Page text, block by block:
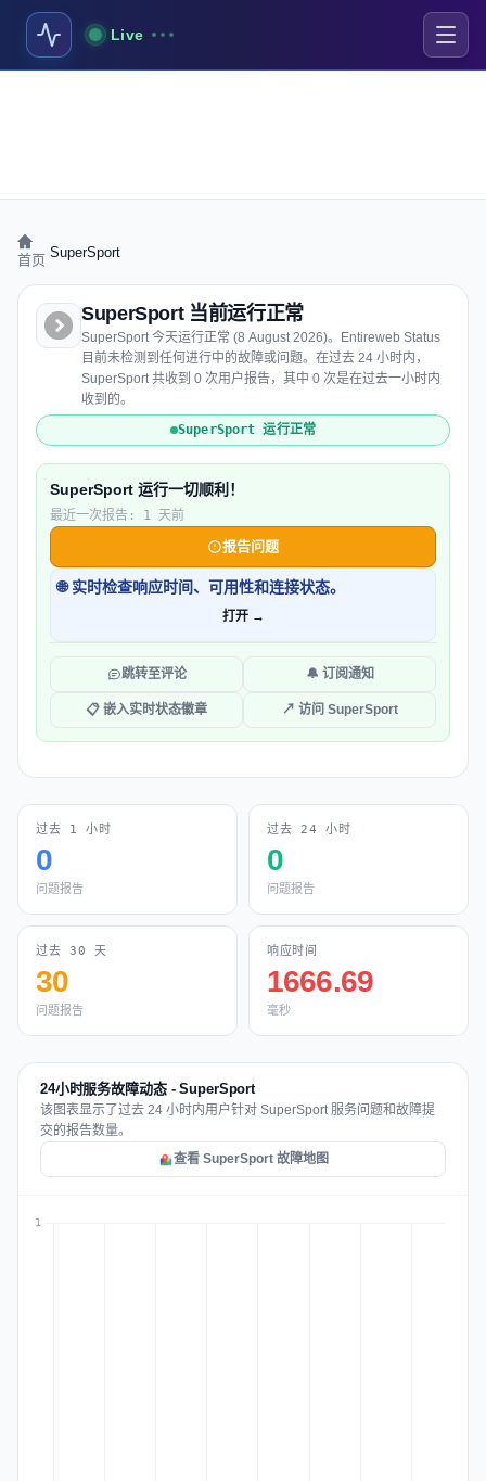
Live
首页 SuperSport
SuperSport 当前运行正常
SuperSport 今天运行正常 (8 August 2026)。Entireweb Status
目前未检测到任何进行中的故障或问题。在过去 24 小时内，
SuperSport 共收到 0 次用户报告，其中 0 次是在过去一小时内
收到的。
SuperSport 运行正常
SuperSport 运行一切顺利！
最近一次报告: 1 天前
报告问题
🌐 实时检查响应时间、可用性和连接状态。
打开 →
跳转至评论 🔔 订阅通知
📋 嵌入实时状态徽章 ↗ 访问 SuperSport
过去 1 小时
0
问题报告
过去 24 小时
0
问题报告
过去 30 天
30
问题报告
响应时间
1666.69
毫秒
24小时服务故障动态 - SuperSport
该图表显示了过去 24 小时内用户针对 SuperSport 服务问题和故障提
交的报告数量。
查看 SuperSport 故障地图